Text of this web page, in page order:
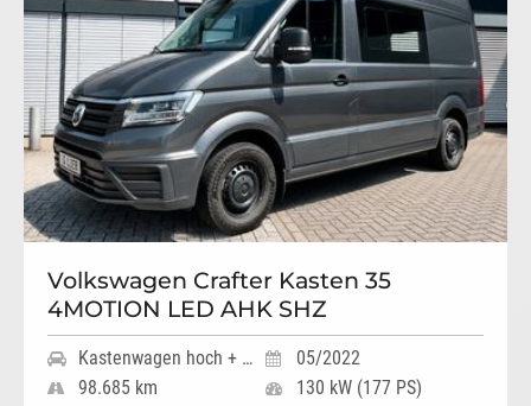
Volkswagen Crafter Kasten 35
4MOTION LED AHK SHZ
Kastenwagen hoch + lang
05/2022
98.685 km
130 kW (177 PS)